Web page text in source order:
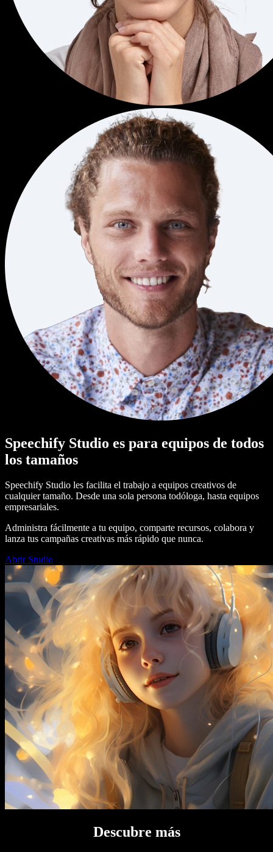
Speechify Studio es para equipos de todos
los tamaños
Speechify Studio les facilita el trabajo a equipos creativos de
cualquier tamaño. Desde una sola persona todóloga, hasta equipos
empresariales.
Administra fácilmente a tu equipo, comparte recursos, colabora y
lanza tus campañas creativas más rápido que nunca.
Abrir Studio
Descubre más